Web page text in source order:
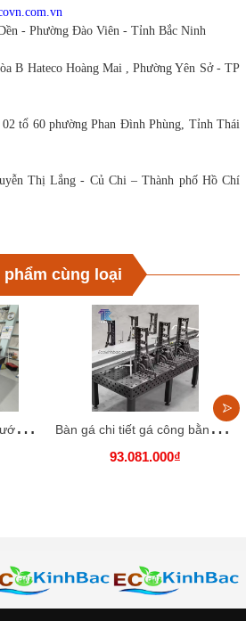
- Phường Đào Viên - Tỉnh Bắc Ninh
B Hateco Hoàng Mai , Phường Yên Sở - TP
tổ 60 phường Phan Đình Phùng, Tỉnh Thái
Thị Lắng - Củ Chi – Thành phố Hồ Chí
phẩm cùng loại
B
àn gá bằng thep kích thước 2400x1200 lỗ D28 B
àn gá chi tiết gá công bằng gang, kích thước 2000x1500 lỗ D16
93.081.000₫